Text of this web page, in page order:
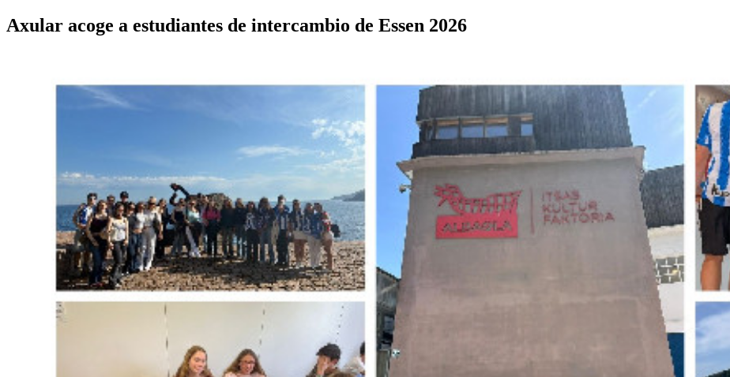
Axular acoge a estudiantes de intercambio de Essen 2026